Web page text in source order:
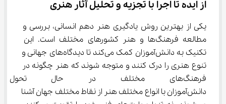
از ایده تا اجرا با تجزیه و تحلیل آثار هنری
یکی از بهترین روش یادگیری هنر دهم انسانی، بررسی و
مطالعه فرهنگ‌ها و هنر کشورهای مختلف است. این
تکنیک به دانش‌آموزان کمک می‌کند تا دیدگاه‌های جهانی و
تنوع هنری را درک کنند و متوجه شوند که هنر چگونه در
فرهنگ‌های مختلف در حال
دانش‌آموزان با انواع مختلف هنر از نقاط مختلف جهان آشنا